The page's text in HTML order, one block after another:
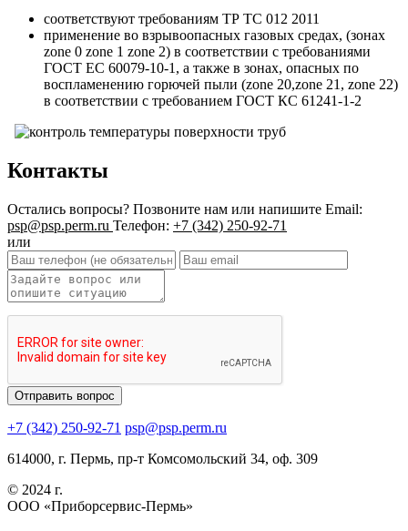
соответствуют требованиям ТР ТС 012 2011
применение во взрывоопасных газовых средах, (зонах
zone 0 zone 1 zone 2) в соответствии с требованиями
ГОСТ ЕС 60079-10-1, а также в зонах, опасных по
воспламенению горючей пыли (zone 20,zone 21, zone 22)
в соответствии с требованием ГОСТ КС 61241-1-2
Контакты
Остались вопросы? Позвоните нам или напишите Email:
psp@psp.perm.ru Телефон: +7 (342) 250-92-71
или
+7 (342) 250-92-71 psp@psp.perm.ru
614000, г. Пермь, пр-т Комсомольский 34, оф. 309
© 2024 г.
ООО «Приборсервис-Пермь»